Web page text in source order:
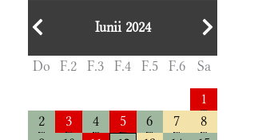
Iunii 2024
Do F.2 F.3 F.4 F.5 F.6 Sa
1
2
3 4 5 6 7
8